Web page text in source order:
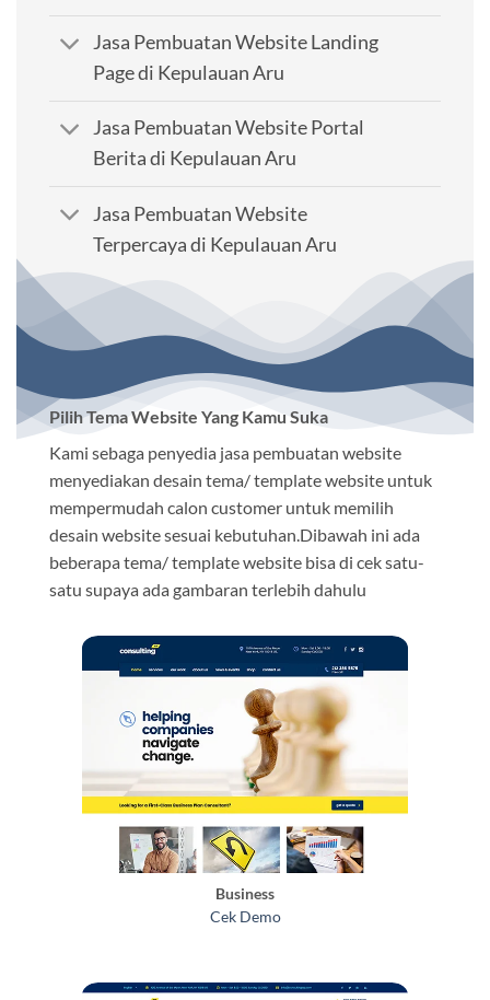
Jasa Pembuatan Website Landing
Page di Kepulauan Aru
Jasa Pembuatan Website Portal
Berita di Kepulauan Aru
Jasa Pembuatan Website
Terpercaya di Kepulauan Aru
Pilih Tema Website Yang Kamu Suka
Kami sebaga penyedia jasa pembuatan website
menyediakan desain tema/ template website untuk
mempermudah calon customer untuk memilih
desain website sesuai kebutuhan.Dibawah ini ada
beberapa tema/ template website bisa di cek satu-
satu supaya ada gambaran terlebih dahulu
Business
Cek Demo